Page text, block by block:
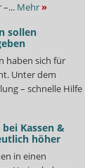
–... Mehr»
sollen
haben sich für
Unter dem
– schnelle Hilfe
Kassen &
höher
in einen